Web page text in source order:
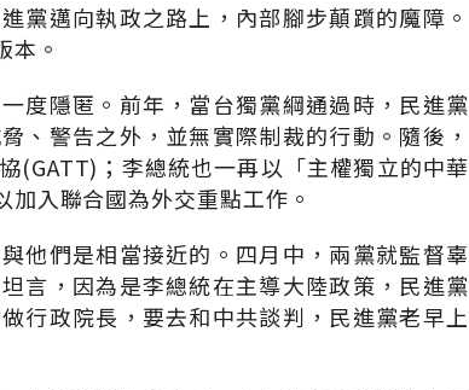
黨邁向執政之路上，內部腳步顛躓的魔障。
本。
度隱匿。前年，當台獨黨綱通過時，民進黨
、警告之外，並無實際制裁的行動。隨後，
(GATT)；李總統也一再以「主權獨立的中華
入聯合國為外交重點工作。
他們是相當接近的。四月中，兩黨就監督辜
言，因為是李總統在主導大陸政策，民進黨
行政院長，要去和中共談判，民進黨老早上